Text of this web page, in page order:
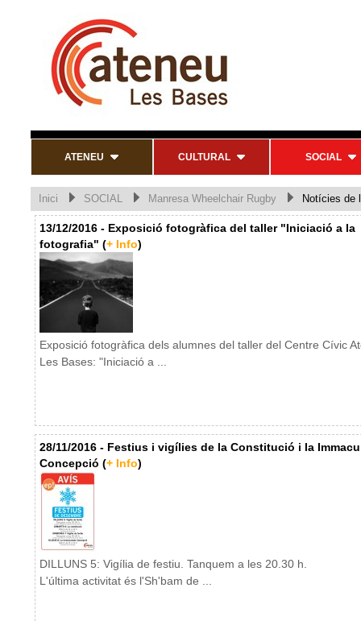
ATENEU CULTURAL SOCIAL
Inici SOCIAL Manresa Wheelchair Rugby Notícies de
13/12/2016 - Exposició fotogràfica del taller "Iniciació a la
fotografia" (+ Info)
Exposició fotogràfica dels alumnes del taller del Centre Cívic
Les Bases: "Iniciació a ...
28/11/2016 - Festius i vigílies de la Constitució i la
Concepció (+ Info)
DILLUNS 5: Vigília de festiu. Tanquem a les 20.30 h.
L'última activitat és l'Sh'bam de ...